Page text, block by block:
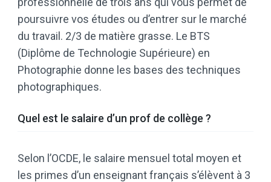
poursuivre vos études ou d’entrer sur le marché
du travail. 2/3 de matière grasse. Le BTS
(Diplôme de Technologie Supérieure) en
Photographie donne les bases des techniques
photographiques.
Quel est le salaire d’un prof de collège ?
Selon l’OCDE, le salaire mensuel total moyen et
les primes d’un enseignant français s’élèvent à 3